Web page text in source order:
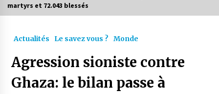
Début des camps d’été pour un deuxième
groupe d’enfants autistes
martyrs et 72.043 blessés
Actualités Le savez vous ? Monde
Agression sioniste contre
Ghaza: le bilan passe à